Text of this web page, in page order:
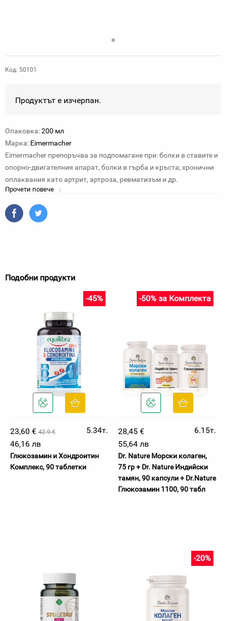
Код: 50101
Продуктът е изчерпан.
Опаковка:200 мл
Марка: Eimermacher
Eimermacher препоръчва за подпомагане при: болки в ставите и
опорно-двигателния апарат, болки в гърба и кръста; хронични
оплаквания като артрит, артроза, ревматизъм и др.
Прочети повече
Подобни продукти
23,60 € 42.9 €
-45%
5.34т.
46,16 лв
Глюкозамин и Хондроитин
Комплекс, 90 таблетки
-50% за Комплекта
28,45 €
6.15т.
55,64 лв
Dr. Nature Морски колаген,
75 гр + Dr. Nature Индийски
тамян, 90 капсули + Dr.Nature
Глюкозамин 1100, 90 табл
-20%